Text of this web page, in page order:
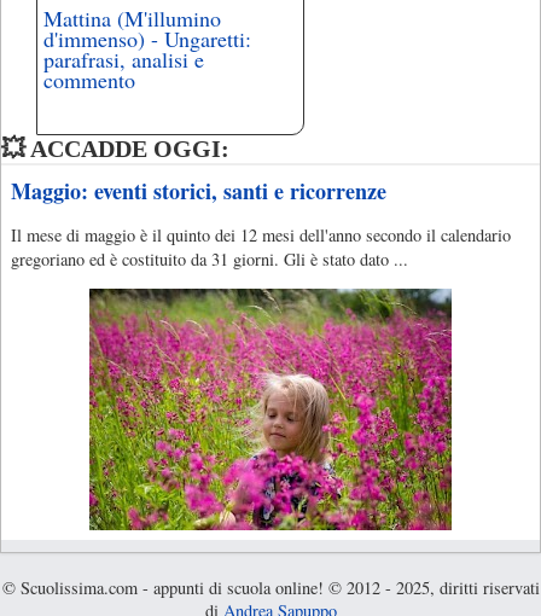
Mattina (M'illumino
d'immenso) - Ungaretti:
parafrasi, analisi e
commento
💥 ACCADDE OGGI:
Maggio: eventi storici, santi e ricorrenze
Il mese di maggio è il quinto dei 12 mesi dell'anno secondo il calendario
gregoriano ed è costituito da 31 giorni. Gli è stato dato ...
© Scuolissima.com - appunti di scuola online! © 2012 - 2025, diritti riservati
di Andrea Sapuppo